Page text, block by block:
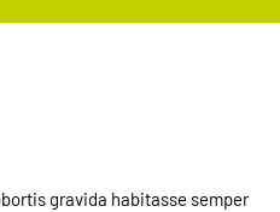
gravida habitasse semper